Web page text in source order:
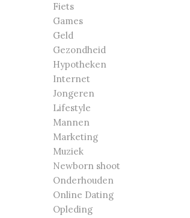
Fiets
Games
Geld
Gezondheid
Hypotheken
Internet
Jongeren
Lifestyle
Mannen
Marketing
Muziek
Newborn shoot
Onderhouden
Online Dating
Opleding